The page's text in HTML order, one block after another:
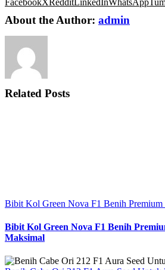
About the Author: admin
Related Posts
Bibit Kol Green Nova F1 Benih Premium
Bibit Kol Green Nova F1 Benih
Maksimal